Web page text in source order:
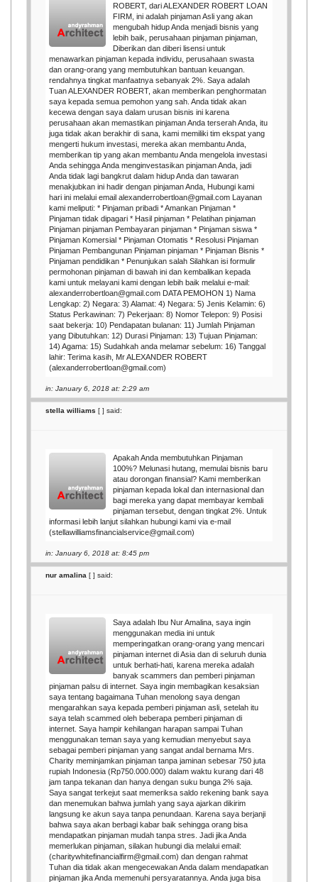
ROBERT, dari ALEXANDER ROBERT LOAN
FIRM, ini adalah pinjaman Asli yang akan
mengubah hidup Anda menjadi bisnis yang
lebih baik, perusahaan pinjaman pinjaman,
Diberikan dan diberi lisensi untuk
menawarkan pinjaman kepada individu, perusahaan swasta
dan orang-orang yang membutuhkan bantuan keuangan.
rendahnya tingkat manfaatnya sebanyak 2%. Saya adalah
Tuan ALEXANDER ROBERT, akan memberikan penghormatan
saya kepada semua pemohon yang sah. Anda tidak akan
kecewa dengan saya dalam urusan bisnis ini karena
perusahaan akan memastikan pinjaman Anda terserah Anda, itu
juga tidak akan berakhir di sana, kami memiliki tim ekspat yang
mengerti hukum investasi, mereka akan membantu Anda,
memberikan tip yang akan membantu Anda mengelola investasi
Anda sehingga Anda menginvestasikan pinjaman Anda, jadi
Anda tidak lagi bangkrut dalam hidup Anda dan tawaran
menakjubkan ini hadir dengan pinjaman Anda, Hubungi kami
hari ini melalui email alexanderrobertloan@gmail.com Layanan
kami meliputi: * Pinjaman pribadi * Amankan Pinjaman *
Pinjaman tidak dipagari * Hasil pinjaman * Pelatihan pinjaman
Pinjaman pinjaman Pembayaran pinjaman * Pinjaman siswa *
Pinjaman Komersial * Pinjaman Otomatis * Resolusi Pinjaman
Pinjaman Pembangunan Pinjaman pinjaman * Pinjaman Bisnis *
Pinjaman pendidikan * Penunjukan salah Silahkan isi formulir
permohonan pinjaman di bawah ini dan kembalikan kepada
kami untuk melayani kami dengan lebih baik melalui e-mail:
alexanderrobertloan@gmail.com DATA PEMOHON 1) Nama
Lengkap: 2) Negara: 3) Alamat: 4) Negara: 5) Jenis Kelamin: 6)
Status Perkawinan: 7) Pekerjaan: 8) Nomor Telepon: 9) Posisi
saat bekerja: 10) Pendapatan bulanan: 11) Jumlah Pinjaman
yang Dibutuhkan: 12) Durasi Pinjaman: 13) Tujuan Pinjaman:
14) Agama: 15) Sudahkah anda melamar sebelum: 16) Tanggal
lahir: Terima kasih, Mr ALEXANDER ROBERT
(alexanderrobertloan@gmail.com)
in: January 6, 2018 at: 2:29 am
stella williams [] said:
Apakah Anda membutuhkan Pinjaman
100%? Melunasi hutang, memulai bisnis baru
atau dorongan finansial? Kami memberikan
pinjaman kepada lokal dan internasional dan
bagi mereka yang dapat membayar kembali
pinjaman tersebut, dengan tingkat 2%. Untuk
informasi lebih lanjut silahkan hubungi kami via e-mail
(stellawilliamsfinancialservice@gmail.com)
in: January 6, 2018 at: 8:45 pm
nur amalina [] said:
Saya adalah Ibu Nur Amalina, saya ingin
menggunakan media ini untuk
memperingatkan orang-orang yang mencari
pinjaman internet di Asia dan di seluruh dunia
untuk berhati-hati, karena mereka adalah
banyak scammers dan pemberi pinjaman
pinjaman palsu di internet. Saya ingin membagikan kesaksian
saya tentang bagaimana Tuhan menolong saya dengan
mengarahkan saya kepada pemberi pinjaman asli, setelah itu
saya telah scammed oleh beberapa pemberi pinjaman di
internet. Saya hampir kehilangan harapan sampai Tuhan
menggunakan teman saya yang kemudian menyebut saya
sebagai pemberi pinjaman yang sangat andal bernama Mrs.
Charity meminjamkan pinjaman tanpa jaminan sebesar 750 juta
rupiah Indonesia (Rp750.000.000) dalam waktu kurang dari 48
jam tanpa tekanan dan hanya dengan suku bunga 2% saja.
Saya sangat terkejut saat memeriksa saldo rekening bank saya
dan menemukan bahwa jumlah yang saya ajarkan dikirim
langsung ke akun saya tanpa penundaan. Karena saya berjanji
bahwa saya akan berbagi kabar baik sehingga orang bisa
mendapatkan pinjaman mudah tanpa stres. Jadi jika Anda
memerlukan pinjaman, silakan hubungi dia melalui email:
(charitywhitefinancialfirm@gmail.com) dan dengan rahmat
Tuhan dia tidak akan mengecewakan Anda dalam mendapatkan
pinjaman jika Anda memenuhi persyaratannya. Anda juga bisa